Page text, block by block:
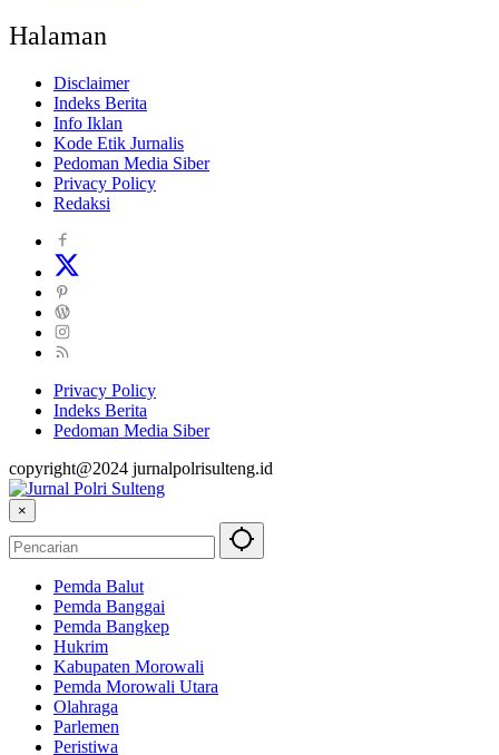
Halaman
Disclaimer
Indeks Berita
Info Iklan
Kode Etik Jurnalis
Pedoman Media Siber
Privacy Policy
Redaksi
Privacy Policy
Indeks Berita
Pedoman Media Siber
copyright@2024 jurnalpolrisulteng.id
×
Pemda Balut
Pemda Banggai
Pemda Bangkep
Hukrim
Kabupaten Morowali
Pemda Morowali Utara
Olahraga
Parlemen
Peristiwa